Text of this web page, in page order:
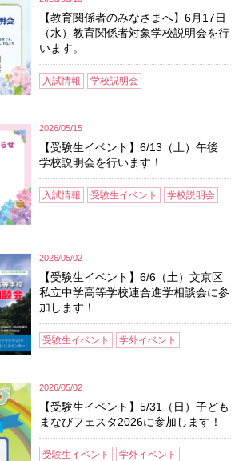
【教育関係者のみなさまへ】6月17日
（水）教育関係者対象学校説明会を行
います。
入試情報 学校説明会
2026/05/15
【受験生イベント】6/13（土）午後
学校説明会を行います！
入試情報 受験生イベント 学校説明会
2026/05/02
【受験生イベント】6/6（土）文京区
私立中学高等学校連合進学相談会に参
加します！
受験生イベント 学外イベント
2026/05/02
【受験生イベント】5/31（日）子ども
まなびフェスタ2026に参加します！
受験生イベント 学外イベント